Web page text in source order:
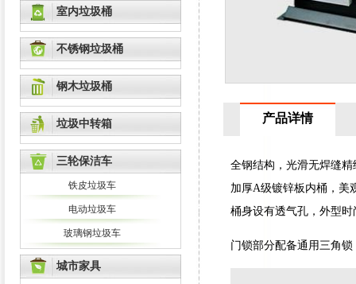
室内垃圾桶
不锈钢垃圾桶
钢木垃圾桶
垃圾中转箱
三轮保洁车
铁皮垃圾车
电动垃圾车
玻璃钢垃圾车
城市家具
产品详情
全钢结构，光滑无焊缝
加厚A级镀锌板内桶，美
桶身设有透气孔，外型
门锁部分配备通用三角